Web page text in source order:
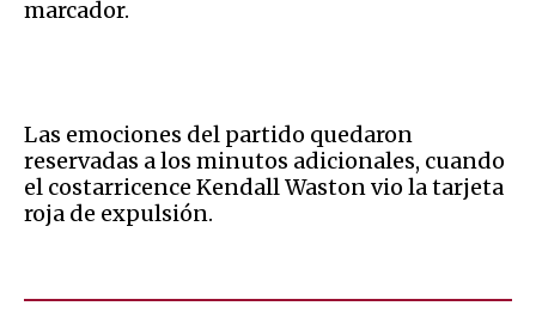
marcador.
Las emociones del partido quedaron
reservadas a los minutos adicionales, cuando
el costarricence Kendall Waston vio la tarjeta
roja de expulsión.